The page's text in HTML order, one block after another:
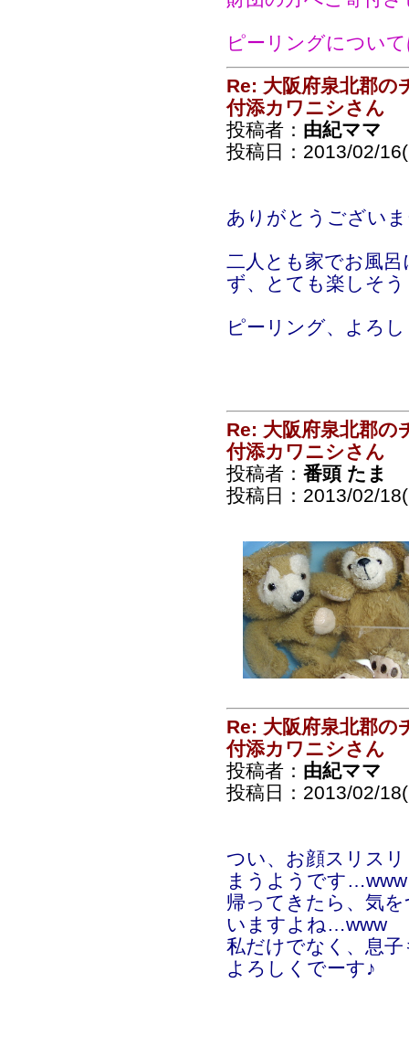
ピーリングについ
Re: 大阪府泉北郡の
付添カワニシさん
投稿者： 由紀ママ
投稿日：2013/02/
ありがとうござい
二人とも家でお風
ず、とても楽しそ
ピーリング、よろ
Re: 大阪府泉北郡の
付添カワニシさん
投稿者： 番頭 たま
投稿日：2013/02/
Re: 大阪府泉北郡の
付添カワニシさん
投稿者： 由紀ママ
投稿日：2013/02/
つい、お顔スリス
まうようです…www
帰ってきたら、気
いますよね…www
私だけでなく、息
よろしくでーす♪